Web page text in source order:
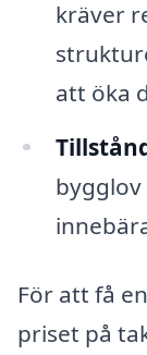
kräver
att öka
För att få
priset på